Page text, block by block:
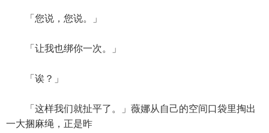
「您说，您说。」
「让我也绑你一次。」
「诶？」
「这样我们就扯平了。」薇娜从自己的空间口袋里掏出
一大捆麻绳，正是昨